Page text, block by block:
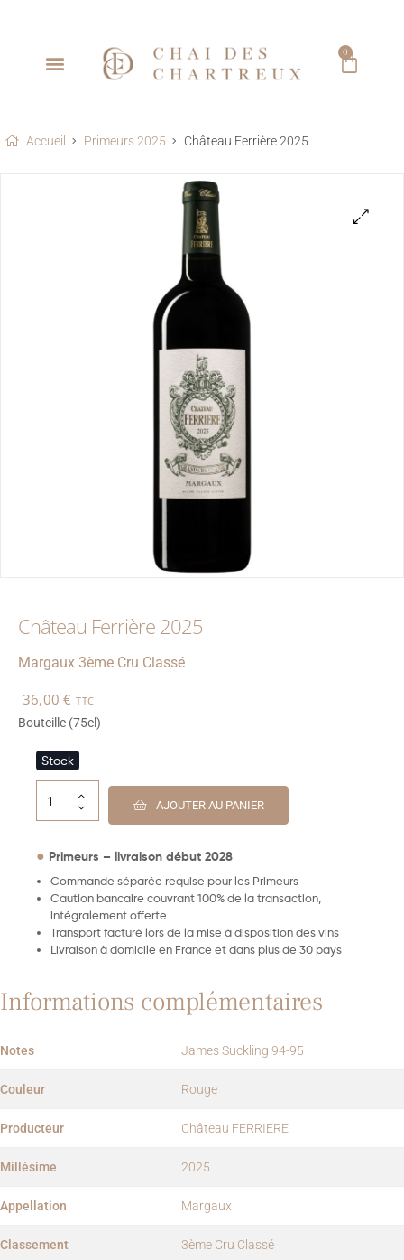
0
Accueil Primeurs 2025 Château Ferrière 2025
Château Ferrière 2025
Margaux 3ème Cru Classé
36,00€ TTC
Bouteille (75cl)
Stock
AJOUTER AU PANIER
● Primeurs – livraison début 2028
Commande séparée requise pour les Primeurs
Caution bancaire couvrant 100% de la transaction,
intégralement offerte
Transport facturé lors de la mise à disposition des vins
Livraison à domicile en France et dans plus de 30 pays
Informations complémentaires
Notes James Suckling 94-95
Couleur Rouge
Producteur Château FERRIERE
Millésime 2025
Appellation Margaux
Classement 3ème Cru Classé